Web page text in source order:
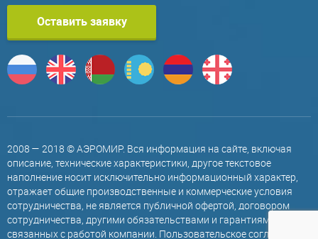
Оставить заявку
2008 — 2018 © АЭРОМИР. Вся информация на сайте, включая
описание, технические характеристики, другое текстовое
наполнение носит исключительно информационный характер,
отражает общие производственные и коммерческие условия
сотрудничества, не является публичной офертой, договором
сотрудничества, другими обязательствами и гарантиями,
связанных с работой компании. Пользовательское соглашение